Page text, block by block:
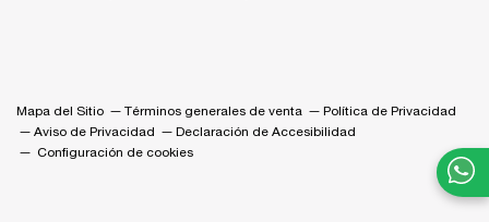
Mapa del Sitio Términos generales de venta
Política de Privacidad
Aviso de Privacidad
Declaración de Accesibilidad
Configuración de cookies